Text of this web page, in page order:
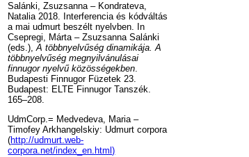
Salánki, Zsuzsanna – Kondrateva,
Natalia 2018. Interferencia és kódváltás
a mai udmurt beszélt nyelvben. In
Csepregi, Márta – Zsuzsanna Salánki
(eds.),A többnyelvűség dinamikája. A
többnyelvűség megnyilvánulásai
finnugor nyelvű közösségekben.
Budapesti Finnugor Füzetek 23.
Budapest: ELTE Finnugor Tanszék.
165–208.
UdmCorp.= Medvedeva, Maria –
Timofey Arkhangelskiy: Udmurt corpora
(http://udmurt.web-
corpora.net/index_en.html)